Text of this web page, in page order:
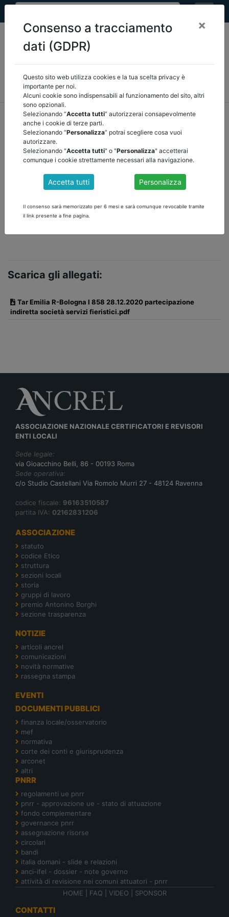
MEF FINANZA LOCALE/OSSERVATORIO
NORMATIVA
CORTE DEI CONTI E GIURISPRUDENZA
home
documenti pubblici
corte dei conti e giurisprudenza
DOCUMENTI PUBBLICI
SENTENZA TAR EMILIA ROMAGNA -
FIERISTICI
Scarica gli allegati:
Tar Emilia R-Bologna I 858 28.12.2020 partecipazione
indiretta società servizi fieristici.pdf
ASSOCIAZIONE NAZIONALE CERTIFICATORI E REVISORI
ENTI LOCALI
Sede legale:
via Gioacchino Belli, 86 - 00193 Roma
Sede operativa:
c/o Studio Castellani Via Romolo Murri 27 - 48124 Ravenna
codice fiscale: 96163510587
partita IVA: 02162831206
ASSOCIAZIONE
statuto
codice Etico
struttura
sezioni locali
storia
gruppi di lavoro
premio Antonino Borghi
sezione trasparenza
NOTIZIE
articoli ancrel
comunicazioni
novità normative
rassegna stampa
EVENTI
DOCUMENTI PUBBLICI
finanza locale/osservatorio
mef
normativa
corte dei conti e giurisprudenza
arconet
altri
PNRR
regolamenti ue pnrr
pnrr - approvazione ue - stato di attuazione
fondo complementare
governance pnrr
assegnazione risorse
circolari
bandi
italia domani - slide e relazioni
anci-ifel - dossier - note governo
attività di revisione nei comuni attuatori - pnrr
HOME
FAQ VIDEO SPONSOR
CONTATTI
Consenso a tracciamento
dati (GDPR)
×
Questo sito web utilizza cookies e la tua scelta privacy è
importante per noi.
Alcuni cookie sono indispensabili al funzionamento del sito, altri
sono opzionali.
Selezionando “Accetta tutti” autorizzerai consapevolmente
anche i cookie di terze parti.
Selezionando “Personalizza” potrai scegliere cosa vuoi
autorizzare.
Selezionando "Accetta tutti" o "Personalizza" accetterai
comunque i cookie strettamente necessari alla navigazione.
Accetta tutti Personalizza
Il consenso sarà memorizzato per 6 mesi e sarà comunque revocabile tramite
il link presente a fine pagina.